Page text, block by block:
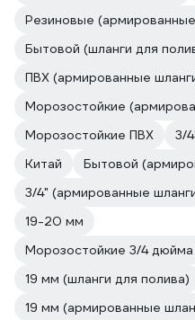
Резиновые
Бытовой (шланги для
ПВХ (армированные
Морозостойкие
Морозостойкие ПВХ
3/
Китай
Бытовой
3/4" (армированные
19-20 мм
Морозостойкие 3/4 дюйма
19 мм (шланги для полива)
19 мм (армированные